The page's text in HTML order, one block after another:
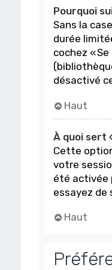
Pourquoi
Sans la
durée
cochez «
désactivé
Haut
À quoi sert
Cette
votre
été activée
essayez de
Haut